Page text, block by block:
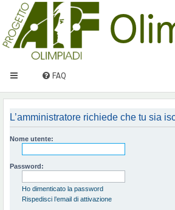
FAQ
L’amministratore richiede che tu sia
Nome utente:
Password:
Ho dimenticato la password
Rispedisci l’email di attivazione